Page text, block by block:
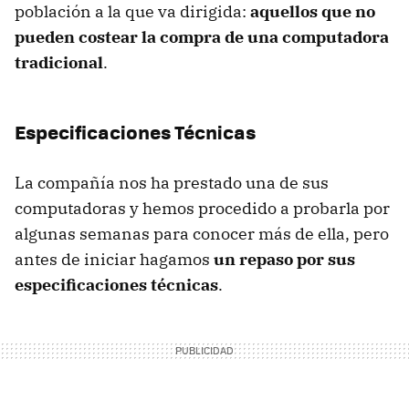
población a la que va dirigida: aquellos que no
pueden costear la compra de una computadora
tradicional.
Especificaciones Técnicas
La compañía nos ha prestado una de sus
computadoras y hemos procedido a probarla por
algunas semanas para conocer más de ella, pero
antes de iniciar hagamos un repaso por sus
especificaciones técnicas.